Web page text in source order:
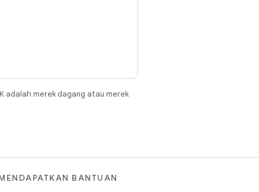
adalah merek dagang atau merek
BANTUAN